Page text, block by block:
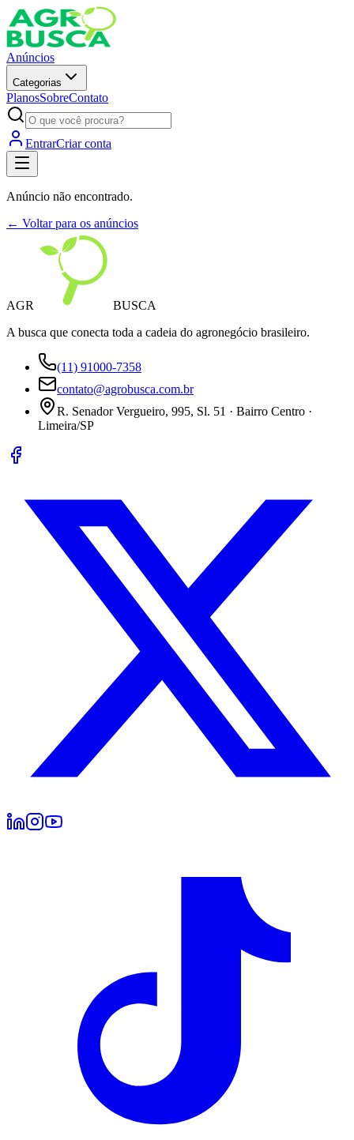
Anúncios
Categorias
PlanosSobreContato
EntrarCriar conta
Anúncio não encontrado.
← Voltar para os anúncios
AGR
BUSCA
A busca que conecta toda a cadeia do agronegócio brasileiro.
(11) 91000-7358
contato@agrobusca.com.br
R. Senador Vergueiro, 995, Sl. 51 · Bairro Centro ·
Limeira/SP